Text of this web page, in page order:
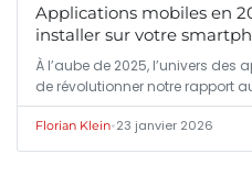
Applications mobiles en
installer sur votre
À l’aube de 2025, l’univers
de révolutionner notre rapport
Florian Klein•23 janvier 2026